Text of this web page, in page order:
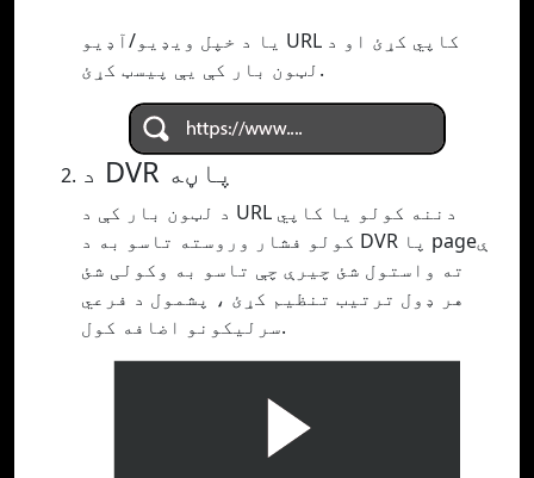
یا د خپل ویډیو/آډیو URL کاپي کړئ او د
لټون بار کې یې پیسټ کړئ.
د DVR پاڼه
د لټون بار کې د URL دننه کولو یا کاپي
کولو فشار وروسته تاسو به د DVR پا pageې
ته واستول شئ چیرې چې تاسو به وکولی شئ
هر ډول ترتیب تنظیم کړئ ، پشمول د فرعي
سرلیکونو اضافه کول.